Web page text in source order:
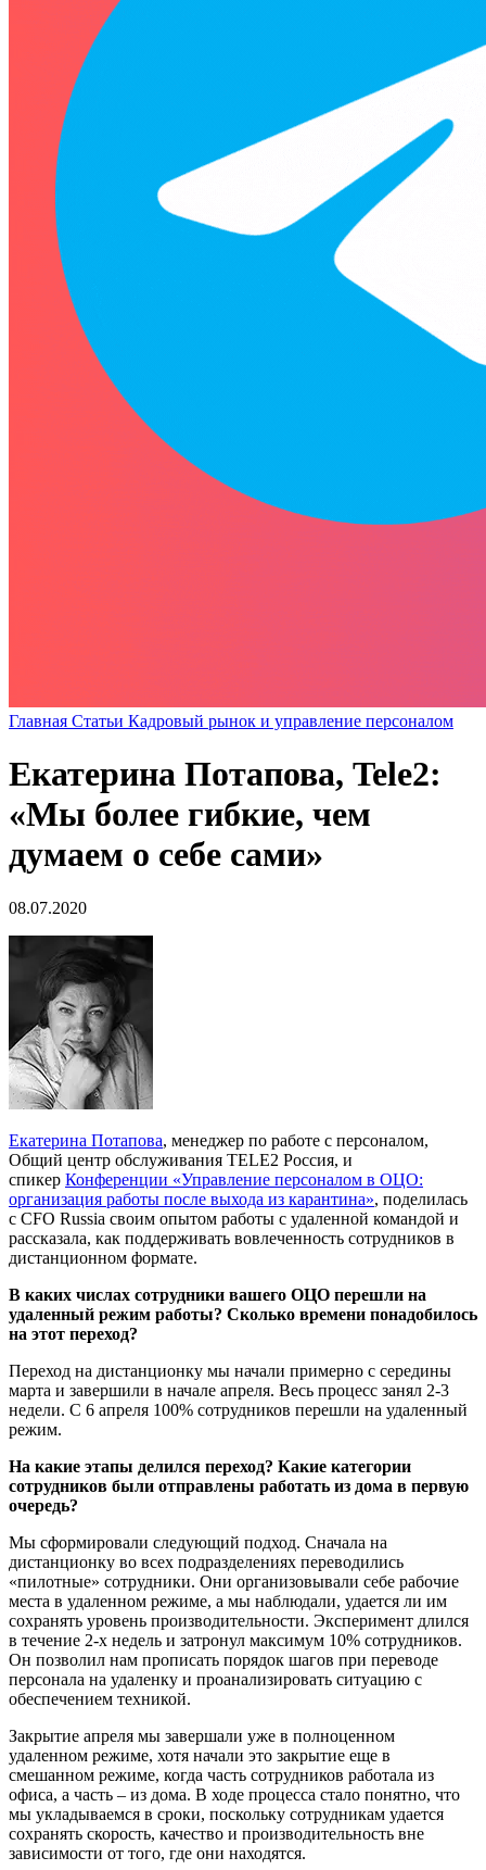
Главная Статьи Кадровый рынок и управление персоналом
Екатерина Потапова, Tele2:
«Мы более гибкие, чем
думаем о себе сами»
08.07.2020
Екатерина Потапова, менеджер по работе с персоналом,
Общий центр обслуживания TELE2 Россия, и
спикер Конференции «Управление персоналом в ОЦО:
организация работы после выхода из карантина», поделилась
с CFO Russia своим опытом работы с удаленной командой и
рассказала, как поддерживать вовлеченность сотрудников в
дистанционном формате.
В каких числах сотрудники вашего ОЦО перешли на
удаленный режим работы? Сколько времени понадобилось
на этот переход?
Переход на дистанционку мы начали примерно с середины
марта и завершили в начале апреля. Весь процесс занял 2-3
недели. С 6 апреля 100% сотрудников перешли на удаленный
режим.
На какие этапы делился переход? Какие категории
сотрудников были отправлены работать из дома в первую
очередь?
Мы сформировали следующий подход. Сначала на
дистанционку во всех подразделениях переводились
«пилотные» сотрудники. Они организовывали себе рабочие
места в удаленном режиме, а мы наблюдали, удается ли им
сохранять уровень производительности. Эксперимент длился
в течение 2-х недель и затронул максимум 10% сотрудников.
Он позволил нам прописать порядок шагов при переводе
персонала на удаленку и проанализировать ситуацию с
обеспечением техникой.
Закрытие апреля мы завершали уже в полноценном
удаленном режиме, хотя начали это закрытие еще в
смешанном режиме, когда часть сотрудников работала из
офиса, а часть – из дома. В ходе процесса стало понятно, что
мы укладываемся в сроки, поскольку сотрудникам удается
сохранять скорость, качество и производительность вне
зависимости от того, где они находятся.